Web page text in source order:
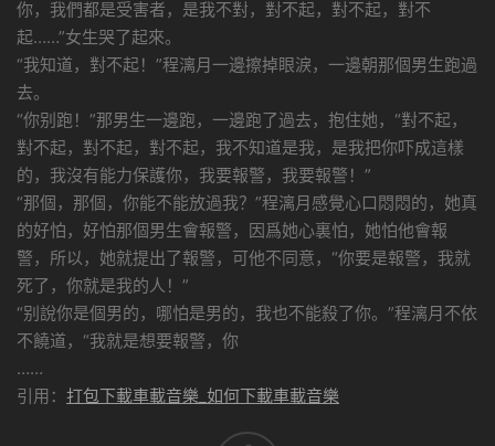
你，我們都是受害者，是我不對，對不起，對不起，對不
起……”女生哭了起來。
“我知道，對不起！”程漓月一邊擦掉眼淚，一邊朝那個男生跑過
去。
“你别跑！”那男生一邊跑，一邊跑了過去，抱住她，“對不起，
對不起，對不起，對不起，我不知道是我，是我把你吓成這樣
的，我沒有能力保護你，我要報警，我要報警！”
“那個，那個，你能不能放過我？”程漓月感覺心口悶悶的，她真
的好怕，好怕那個男生會報警，因爲她心裏怕，她怕他會報
警，所以，她就提出了報警，可他不同意，“你要是報警，我就
死了，你就是我的人！”
“别說你是個男的，哪怕是男的，我也不能殺了你。”程漓月不依
不饒道，“我就是想要報警，你
……
引用： 打包下載車載音樂_如何下載車載音樂